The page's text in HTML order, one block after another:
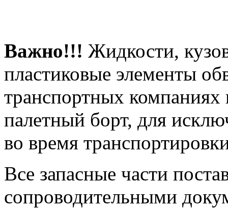
Важно!!! Жидкости,
пластиковые элементы
транспортных
палетный борт, для
во время
Все запасные части
сопроводительными